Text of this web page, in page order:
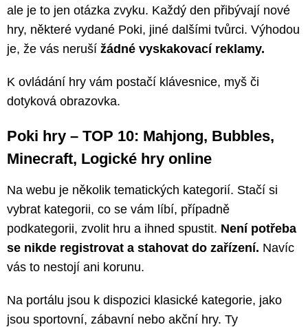
ale je to jen otázka zvyku. Každý den přibývají nové
hry, některé vydané Poki, jiné dalšími tvůrci. Výhodou
je, že vás neruší žádné vyskakovací reklamy.
K ovládání hry vám postačí klávesnice, myš či
dotyková obrazovka.
Poki hry – TOP 10: Mahjong, Bubbles,
Minecraft, Logické hry online
Na webu je několik tematických kategorií. Stačí si
vybrat kategorii, co se vám líbí, případně
podkategorii, zvolit hru a ihned spustit. Není potřeba
se nikde registrovat a stahovat do zařízení. Navíc
vás to nestojí ani korunu.
Na portálu jsou k dispozici klasické kategorie, jako
jsou sportovní, zábavní nebo akční hry. Ty